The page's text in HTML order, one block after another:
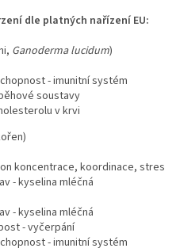
dle platných nařízení EU:
Ganoderma lucidum)
- imunitní systém
soustavy
v krvi
koncentrace, koordinace, stres
- kyselina mléčná
- kyselina mléčná
- vyčerpání
- imunitní systém